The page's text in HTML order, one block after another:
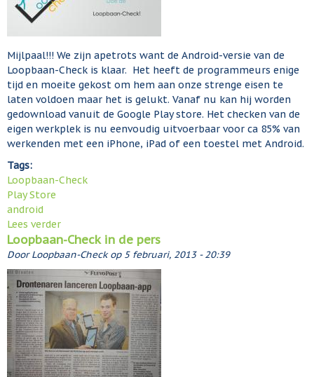
n
e
g
e
c
e
r
t
f
e
r
d
e
l
o
o
b
a
e
a
e
e
7
j
u
n
i
Mijlpaal!!! We zijn apetrots want de Android-versie van de
Loopbaan-Check is klaar. Het heeft de programmeurs enige
tijd en moeite gekost om hem aan onze strenge eisen te
laten voldoen maar het is gelukt. Vanaf nu kan hij worden
gedownload vanuit de Google Play store. Het checken van de
eigen werkplek is nu eenvoudig uitvoerbaar voor ca 85% van
werkenden met een iPhone, iPad of een toestel met Android.
Tags:
Loopbaan-Check
Play Store
android
Lees verder
v
e
r
A
n
d
r
i
d
Loopbaan-Check in de pers
DoorLoopbaan-Checkop 5 februari, 2013 - 20:39